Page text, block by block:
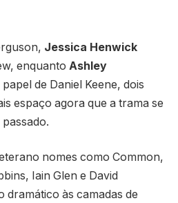
Jessica Henwick
enquanto Ashley
de Daniel Keene, dois
espaço agora que a trama se
nomes como Common,
Iain Glen e David
dramático às camadas de